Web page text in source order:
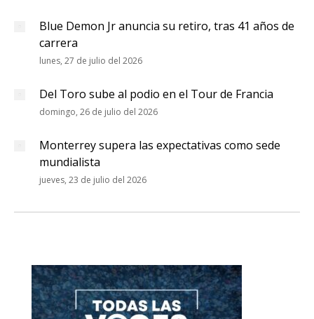
Blue Demon Jr anuncia su retiro, tras 41 años de
carrera
lunes, 27 de julio del 2026
Del Toro sube al podio en el Tour de Francia
domingo, 26 de julio del 2026
Monterrey supera las expectativas como sede
mundialista
jueves, 23 de julio del 2026